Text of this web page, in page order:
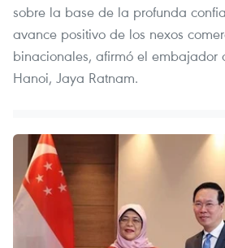
sobre la base de la profunda
avance positivo de los nexos
binacionales, afirmó el embajador
Hanoi, Jaya Ratnam.